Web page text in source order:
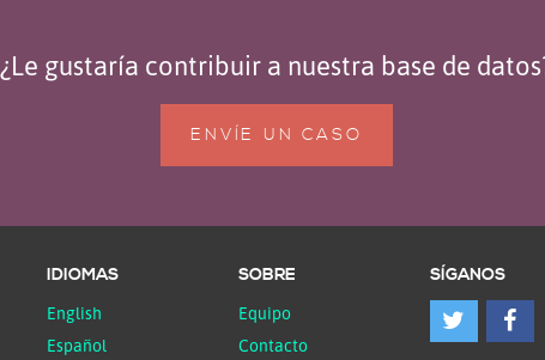
¿Le gustaría contribuir a nuestra base de
ENVÍE UN CASO
IDIOMAS
English
Español
SOBRE
Equipo
Contacto
SÍGANOS